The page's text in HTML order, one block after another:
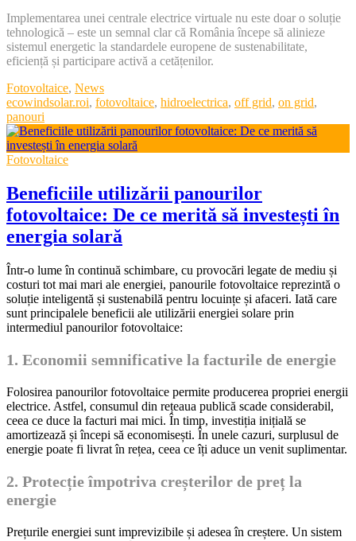
Implementarea unei centrale electrice virtuale nu este doar o soluție
tehnologică – este un semnal clar că România începe să alinieze
sistemul energetic la standardele europene de sustenabilitate,
eficiență și participare activă a cetățenilor.
Categories
Fotovoltaice, News
Tags
ecowindsolar.roi, fotovoltaice, hidroelectrica, off grid, on grid,
panouri
Fotovoltaice
Beneficiile utilizării panourilor
fotovoltaice: De ce merită să investești în
energia solară
Într-o lume în continuă schimbare, cu provocări legate de mediu și
costuri tot mai mari ale energiei, panourile fotovoltaice reprezintă o
soluție inteligentă și sustenabilă pentru locuințe și afaceri. Iată care
sunt principalele beneficii ale utilizării energiei solare prin
intermediul panourilor fotovoltaice:
1. Economii semnificative la facturile de energie
Folosirea panourilor fotovoltaice permite producerea propriei energii
electrice. Astfel, consumul din rețeaua publică scade considerabil,
ceea ce duce la facturi mai mici. În timp, investiția inițială se
amortizează și începi să economisești. În unele cazuri, surplusul de
energie poate fi livrat în rețea, ceea ce îți aduce un venit suplimentar.
2. Protecție împotriva creșterilor de preț la
energie
Prețurile energiei sunt imprevizibile și adesea în creștere. Un sistem